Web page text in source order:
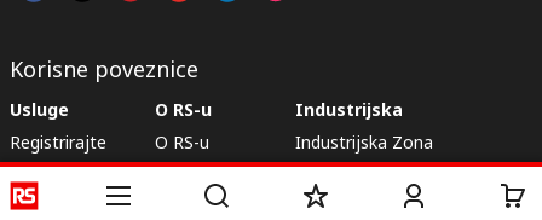
Korisne poveznice
Usluge
Registrirajte
Isporuka
Plaćanje
O RS-u
O RS-u
RS u svijetu
Korporacija
Industrijska
Industrijska Zona
Proizvodnja